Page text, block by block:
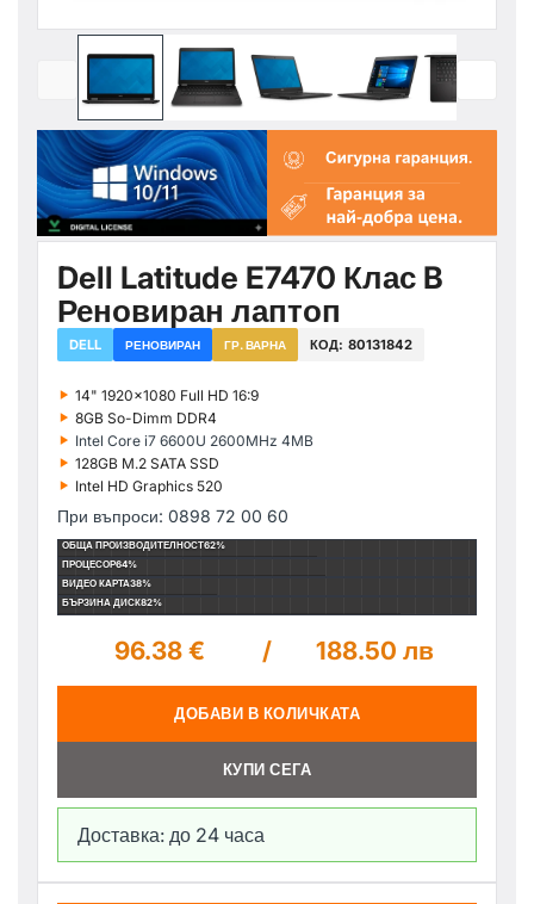
Dell Latitude E7470 Клас B
Реновиран лаптоп
DELL РЕНОВИРАН ГР. ВАРНА КОД: 80131842
‣ 14" 1920x1080 Full HD 16:9
‣ 8GB So-Dimm DDR4
‣ Intel Core i7 6600U 2600MHz 4MB
‣ 128GB M.2 SATA SSD
‣ Intel HD Graphics 520
При въпроси: 0898 72 00 60
ОБЩА ПРОИЗВОДИТЕЛНОСТ62%
ПРОЦЕСОР64%
ВИДЕО КАРТА38%
БЪРЗИНА ДИСК82%
96.38 € / 188.50 лв
ДОБАВИ В КОЛИЧКАТА
КУПИ СЕГА
Доставка: до 24 часа